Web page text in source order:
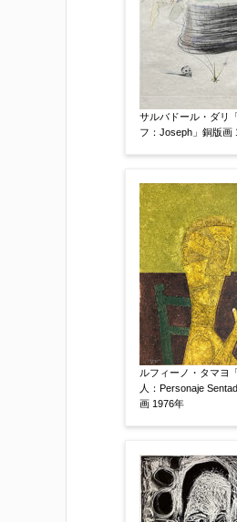
その他 【任意
添付画像 【任
※添付画像は
※追加や複数
お客様情報
サルバドール・ダリ
フ：Joseph」銅版画
ルフィーノ・タマヨ
人：Personaje
画 1976年